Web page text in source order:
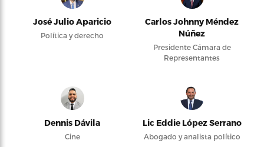
José Julio Aparicio
Política y derecho
Carlos Johnny Méndez
Núñez
Presidente Cámara de
Representantes
Dennis Dávila
Cine
Lic Eddie López Serrano
Abogado y analista político